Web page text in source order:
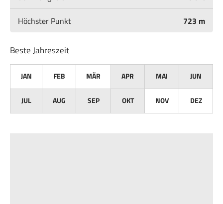
Höchster Punkt
723 m
Beste Jahreszeit
JAN FEB MÄR APR MAI JUN
JUL AUG SEP OKT NOV DEZ